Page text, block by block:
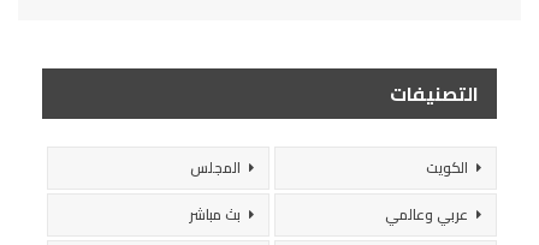
التصنيفات
الكويت
المجلس
عربي وعالمي
بث مباشر